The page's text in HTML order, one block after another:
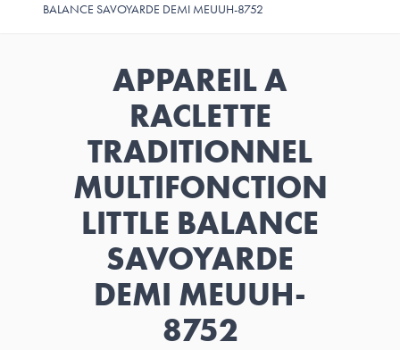
BALANCE SAVOYARDE DEMI MEUUH-8752
APPAREIL A
RACLETTE
TRADITIONNEL
MULTIFONCTION
LITTLE BALANCE
SAVOYARDE
DEMI MEUUH-
8752